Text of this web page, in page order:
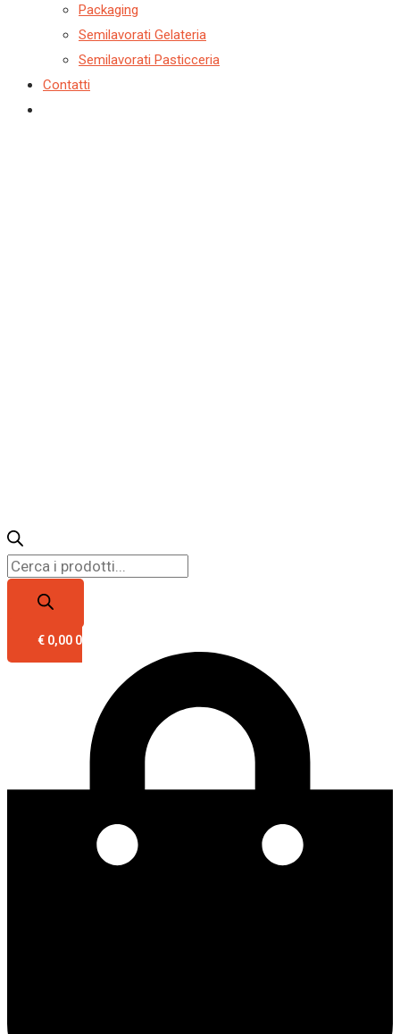
Packaging
Semilavorati Gelateria
Semilavorati Pasticceria
Contatti
€ 0,00 0